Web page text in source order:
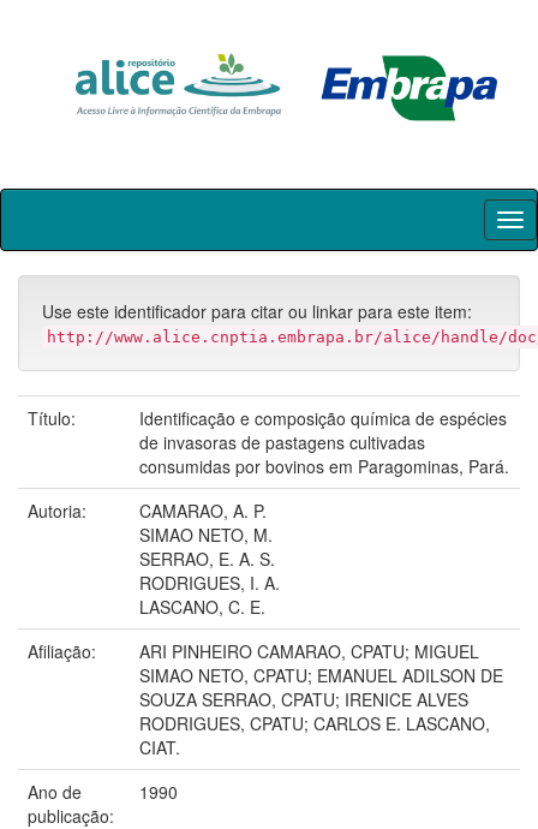
Skip
Use este identificador para citar ou linkar para este item:
http://www.alice.cnptia.embrapa.br/alice/handle/
Título:
Identificação e composição química de espécies
de invasoras de pastagens cultivadas
consumidas por bovinos em Paragominas, Pará.
Autoria:
CAMARAO, A. P.
SIMAO NETO, M.
SERRAO, E. A. S.
RODRIGUES, I. A.
LASCANO, C. E.
Afiliação:
ARI PINHEIRO CAMARAO, CPATU; MIGUEL
SIMAO NETO, CPATU; EMANUEL ADILSON DE
SOUZA SERRAO, CPATU; IRENICE ALVES
RODRIGUES, CPATU; CARLOS E. LASCANO,
CIAT.
Ano de
publicação:
1990